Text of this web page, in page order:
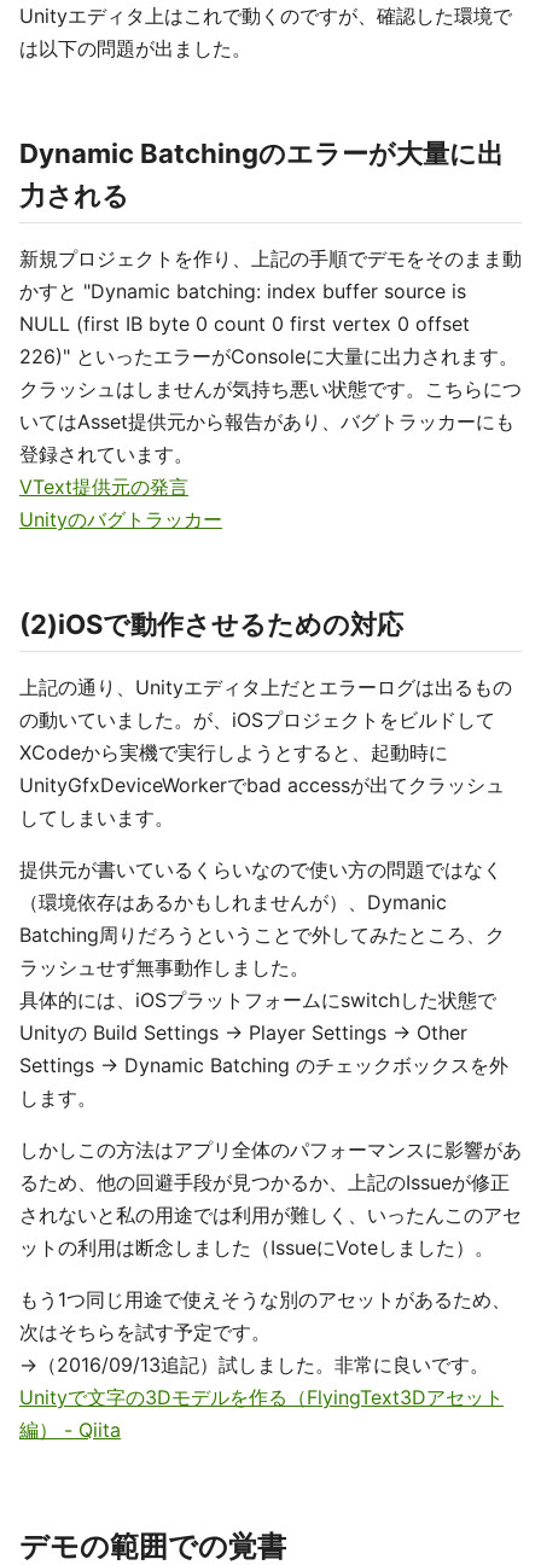
Unityエディタ上はこれで動くのですが、確認した環境で
は以下の問題が出ました。
Dynamic Batchingのエラーが大量に出
力される
新規プロジェクトを作り、上記の手順でデモをそのまま動
かすと "Dynamic batching: index buffer source is
NULL (first IB byte 0 count 0 first vertex 0 offset
226)" といったエラーがConsoleに大量に出力されます。
クラッシュはしませんが気持ち悪い状態です。こちらにつ
いてはAsset提供元から報告があり、バグトラッカーにも
登録されています。
VText提供元の発言
Unityのバグトラッカー
(2)iOSで動作させるための対応
上記の通り、Unityエディタ上だとエラーログは出るもの
の動いていました。が、iOSプロジェクトをビルドして
XCodeから実機で実行しようとすると、起動時に
UnityGfxDeviceWorkerでbad accessが出てクラッシュ
してしまいます。
提供元が書いているくらいなので使い方の問題ではなく
（環境依存はあるかもしれませんが）、Dymanic
Batching周りだろうということで外してみたところ、ク
ラッシュせず無事動作しました。
具体的には、iOSプラットフォームにswitchした状態で
Unityの Build Settings -> Player Settings -> Other
Settings -> Dynamic Batching のチェックボックスを外
します。
しかしこの方法はアプリ全体のパフォーマンスに影響があ
るため、他の回避手段が見つかるか、上記のIssueが修正
されないと私の用途では利用が難しく、いったんこのアセ
ットの利用は断念しました（IssueにVoteしました）。
もう1つ同じ用途で使えそうな別のアセットがあるため、
次はそちらを試す予定です。
→（2016/09/13追記）試しました。非常に良いです。
Unityで文字の3Dモデルを作る（FlyingText3Dアセット
編） - Qiita
デモの範囲での覚書